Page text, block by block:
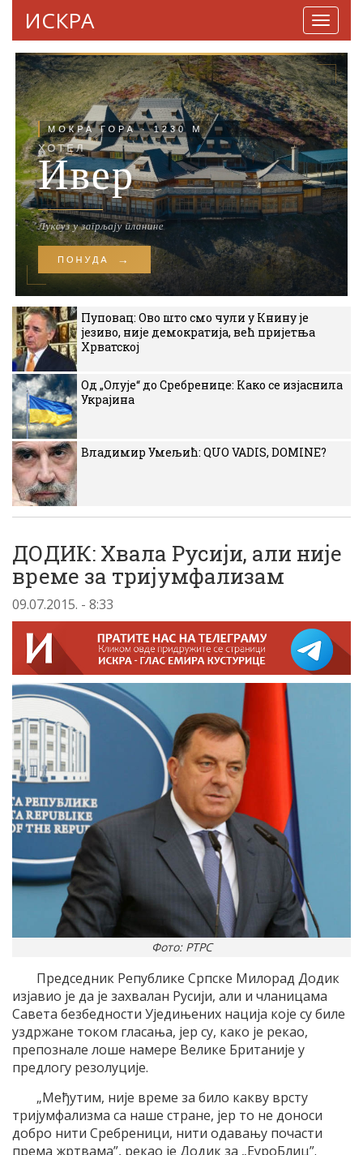
ИСКРА
Пуповац: Ово што смо чули у Книну је
језиво, није демократија, већ пријетња
Хрватској
Од „Олује“ до Сребренице: Како се изјаснила
Украјина
Владимир Умељић: QUO VADIS, DOMINE?
ДОДИК: Хвала Русији, али није
време за тријумфализам
09.07.2015. - 8:33
Фото: РТРС
Председник Републике Српске Милорад Додик
изјавио је да је захвалан Русији, али и чланицама
Савета безбедности Уједињених нација које су биле
уздржане током гласања, јер су, како је рекао,
препознале лоше намере Велике Британије у
предлогу резолуције.
„Међутим, није време за било какву врсту
тријумфализма са наше стране, јер то не доноси
добро нити Сребреници, нити одавању почасти
према жртвама”, рекао је Додик за „ЕуроБлиц”.